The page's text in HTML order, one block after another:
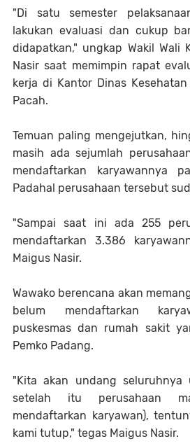
"Di satu semester
lakukan evaluasi dan cukup
didapatkan," ungkap Wakil Wali
Nasir saat memimpin rapat
kerja di Kantor Dinas
Pacah.
Temuan paling mengejutkan,
masih ada sejumlah
mendaftarkan karyawannya
Padahal perusahaan tersebut
"Sampai saat ini ada 255
mendaftarkan 3.386
Maigus Nasir.
Wawako berencana akan
belum mendaftarkan
puskesmas dan rumah sakit
Pemko Padang.
"Kita akan undang seluruhnya
setelah itu perusahaan
mendaftarkan karyawan),
kami tutup," tegas Maigus Nasir.